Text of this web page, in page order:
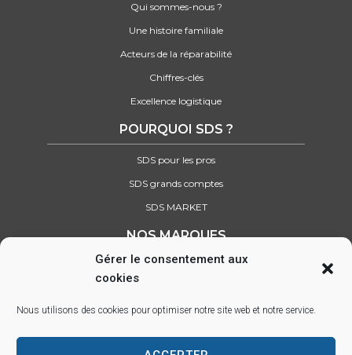
Gérer le consentement aux
cookies
Nous utilisons des cookies pour optimiser notre site web et notre service.
Qui sommes-nous ?
Une histoire familiale
Acteurs de la réparabilité
Chiffres-clés
Excellence logistique
POURQUOI SDS ?
SDS pour les pros
SDS grands comptes
SDS MARKET
NOS MARQUES
Retrouvez tous nos partenaires